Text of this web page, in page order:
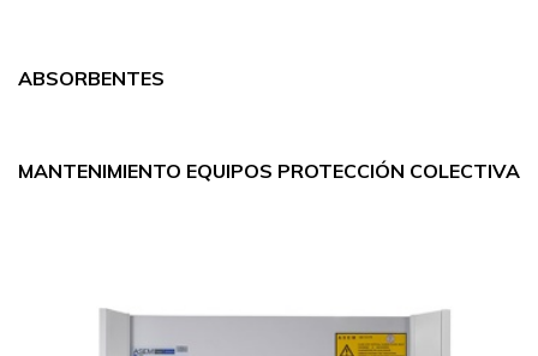
ABSORBENTES
MANTENIMIENTO EQUIPOS PROTECCIÓN COLECTIVA